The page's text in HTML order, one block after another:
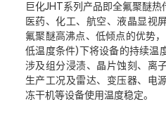
巨化JHT系列产品即全氟聚醚热
医药、化工、航空、液晶显视
氟聚醚高沸点、低倾点的优势
低温度条件)下将设备的持续温
涉及组分浸渍、晶片蚀刻、离
生产工况及雷达、变压器、电
冻干机等设备使用温度稳定。